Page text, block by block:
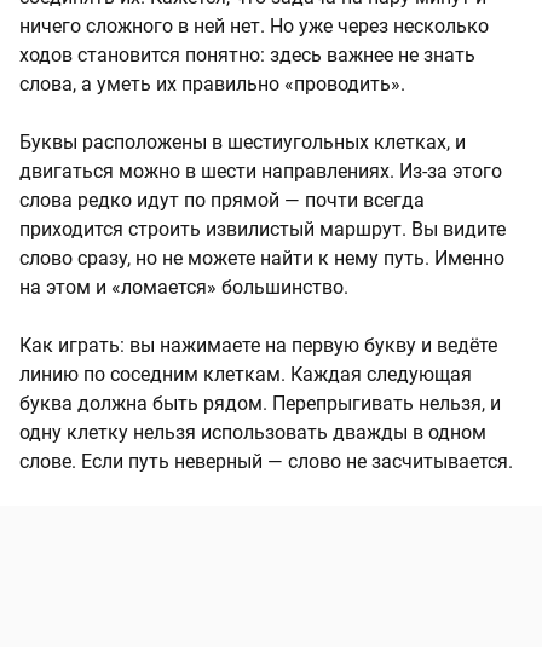
ничего сложного в ней нет. Но уже через несколько
ходов становится понятно: здесь важнее не знать
слова, а уметь их правильно «проводить».
Буквы расположены в шестиугольных клетках, и
двигаться можно в шести направлениях. Из-за этого
слова редко идут по прямой — почти всегда
приходится строить извилистый маршрут. Вы видите
слово сразу, но не можете найти к нему путь. Именно
на этом и «ломается» большинство.
Как играть: вы нажимаете на первую букву и ведёте
линию по соседним клеткам. Каждая следующая
буква должна быть рядом. Перепрыгивать нельзя, и
одну клетку нельзя использовать дважды в одном
слове. Если путь неверный — слово не засчитывается.